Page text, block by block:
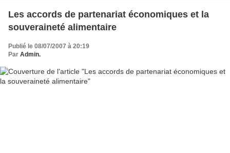
Les accords de partenariat économiques et la
souveraineté alimentaire
Publié le 08/07/2007 à 20:19
Par Admin.